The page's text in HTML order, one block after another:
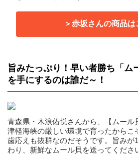
＞赤坂さんの商品は
旨みたっぷり！早い者勝ち「ム
を手にするのは誰だ～！
青森県・木浪佑悦さんから、【ムール
津軽海峡の厳しい環境で育ったからこ
歯応えも抜群なのだそうです。旨みが
わり、新鮮なムール貝を送ってくださ